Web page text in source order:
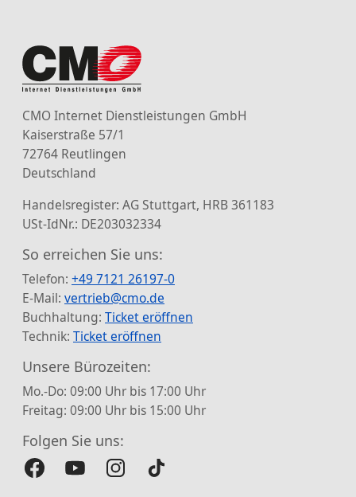
CMO Internet Dienstleistungen GmbH
Kaiserstraße 57/1
72764 Reutlingen
Deutschland
Handelsregister: AG Stuttgart, HRB 361183
USt-IdNr.: DE203032334
So erreichen Sie uns:
Telefon: +49 7121 26197-0
E-Mail: vertrieb@cmo.de
Buchhaltung: Ticket eröffnen
Technik: Ticket eröffnen
Unsere Bürozeiten:
Mo.-Do: 09:00 Uhr bis 17:00 Uhr
Freitag: 09:00 Uhr bis 15:00 Uhr
Folgen Sie uns: